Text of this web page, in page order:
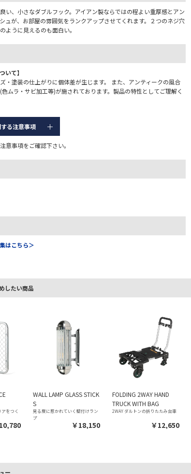
い、小さなダブルフック。アイアン製ならではの程よい重厚感とアン
ュが、お部屋の雰囲気をランクアップさせてくれます。２つのネジ穴
ように見えるのも面白い。
いて】
・塗装の仕上がりに個体差が生じます。 また、アンティークの風合
ムラ・サビ加工等)が施されております。製品の特性としてご理解く
る注意事項
意事項をご確認下さい。
はこちら＞
したい商品
をつく
WALL LAMP GLASS STICK
S
見る度に惹かれていく壁付けラン
プ
￥18,150
FOLDING 2WAY HAND
TRUCK WITH BAG
2WAY ダルトンの折りたたみ台車
￥12,650
ー